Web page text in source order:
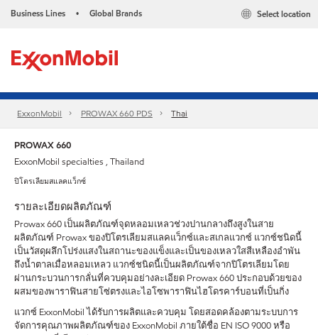
Business Lines • Global Brands Select location
ExxonMobil PROWAX 660 PDS Thai
PROWAX 660
ExxonMobil specialties , Thailand
ปิโตรเลียมสแลคแว็กซ์
รายละเอียดผลิตภัณฑ์
Prowax 660 เป็นผลิตภัณฑ์จุดหลอมเหลวช่วงปานกลางถึงสูงในสาย
ผลิตภัณฑ์ Prowax ของปิโตรเลียมสแลคแว็กซ์และสเกลแวกซ์ แวกซ์ชนิดนี้
เป็นวัสดุผลึกโปร่งแสงในสถานะของแข็งและเป็นของเหลวใสสีเหลืองอำพัน
ถึงน้ำตาลเมื่อหลอมเหลว แวกซ์ชนิดนี้เป็นผลิตภัณฑ์จากปิโตรเลียมโดย
ผ่านกระบวนการกลั่นที่ควบคุมอย่างละเอียด Prowax 660 ประกอบด้วยของ
ผสมของพาราฟินสายโซ่ตรงและไอโซพาราฟินไฮโดรคาร์บอนที่เป็นกิ่ง
แวกซ์ ExxonMobil ได้รับการผลิตและควบคุม โดยสอดคล้องตามระบบการ
จัดการคุณภาพผลิตภัณฑ์ของ ExxonMobil ภายใต้ชื่อ EN ISO 9000 หรือ